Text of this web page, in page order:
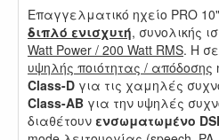
Επαγγελματικό ηχείο PRO
διπλό ενισχυτή, συνολικής
Watt Power / 200 Watt RMS. Η
υψηλής ποιότητας / απόδοσης
Class-D για τις χαμηλές
Class-AB για την υψηλές
διαθέτουν ενσωματωμένο